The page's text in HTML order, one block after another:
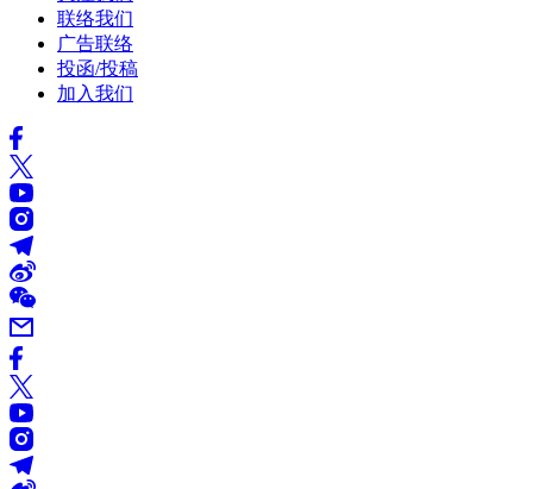
联络我们
广告联络
投函/投稿
加入我们